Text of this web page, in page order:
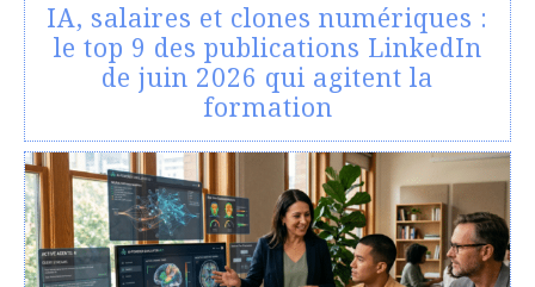
IA, salaires et clones numériques :
le top 9 des publications LinkedIn
de juin 2026 qui agitent la
formation